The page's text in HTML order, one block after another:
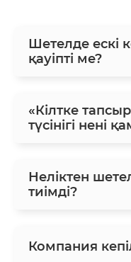
Шетелде ескі
қауіпті ме?
«Кілтке
түсінігі нені
Неліктен
тиімді?
Компания